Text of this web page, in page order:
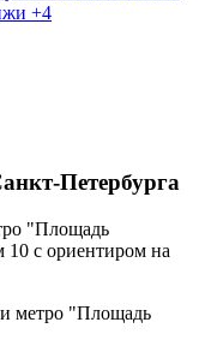
+4
Петербурга
"Площадь
10 с ориентиром на
метро "Площадь